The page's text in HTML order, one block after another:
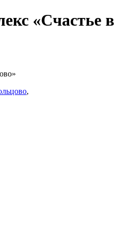
«Счастье в
,